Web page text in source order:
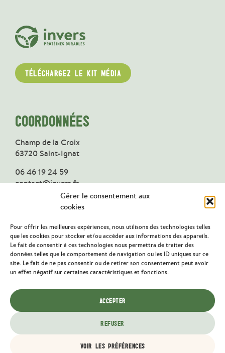
Gérer le consentement aux
cookies
Pour offrir les meilleures expériences, nous utilisons des technologies telles
que les cookies pour stocker et/ou accéder aux informations des appareils.
Le fait de consentir à ces technologies nous permettra de traiter des
données telles que le comportement de navigation ou les ID uniques sur ce
site. Le fait de ne pas consentir ou de retirer son consentement peut avoir
un effet négatif sur certaines caractéristiques et fonctions.
ACCEPTER
REFUSER
VOIR LES PRÉFÉRENCES
TÉLÉCHARGEZ LE KIT MÉDIA
COORDONNÉES
Champ de la Croix
63720 Saint-Ignat
06 46 19 24 59
contact@invers.fr
SUIVEZ-NOUS
Conception & développement :